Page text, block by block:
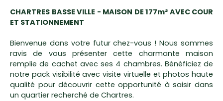
CHARTRES BASSE VILLE - MAISON DE 177m² AVEC COUR
ET STATIONNEMENT
Bienvenue dans votre futur chez-vous ! Nous sommes
ravis de vous présenter cette charmante maison
remplie de cachet avec ses 4 chambres. Bénéficiez de
notre pack visibilité avec visite virtuelle et photos haute
qualité pour découvrir cette opportunité à saisir dans
un quartier recherché de Chartres.